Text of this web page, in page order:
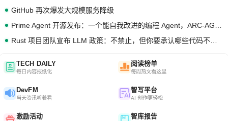
GitHub 再次爆发大规模服务降级
TECH DAILY
每日内容报纸化
阅读榜单
每周热文看这里
DevFM
当天资讯听着看
智写平台
AI 创作更轻松
激励活动 智库报告